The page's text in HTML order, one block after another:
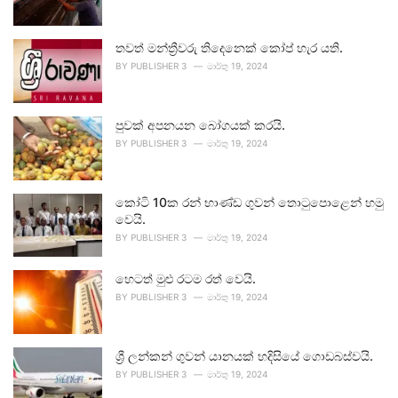
තවත් මන්ත්‍රීවරු තිදෙනෙක් කෝප් හැර යති.
BY PUBLISHER 3 මාර්තු 19, 2024
පුවක් අපනයන බෝගයක් කරයි.
BY PUBLISHER 3 මාර්තු 19, 2024
කෝටි 10ක රන් භාණ්ඩ ගුවන් තොටුපොළෙන් හමු
වෙයි.
BY PUBLISHER 3 මාර්තු 19, 2024
හෙටත් මුළු රටම රත් වෙයි.
BY PUBLISHER 3 මාර්තු 19, 2024
ශ්‍රී ලන්කන් ගුවන් යානයක් හදිසියේ ගොඩබස්වයි.
BY PUBLISHER 3 මාර්තු 19, 2024